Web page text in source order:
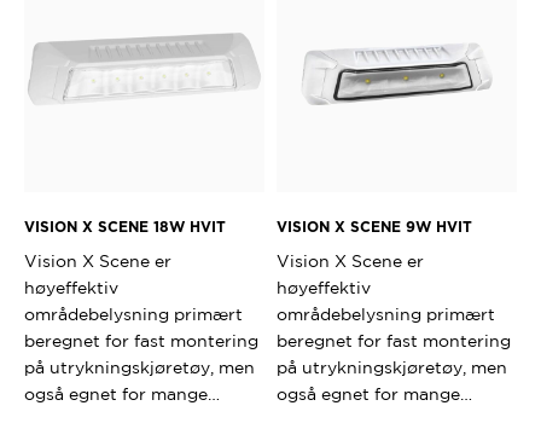
VISION X SCENE 18W HVIT
Vision X Scene er
høyeffektiv
områdebelysning primært
beregnet for fast montering
på utrykningskjøretøy, men
også egnet for mange…
VISION X SCENE 9W HVIT
Vision X Scene er
høyeffektiv
områdebelysning primært
beregnet for fast montering
på utrykningskjøretøy, men
også egnet for mange…